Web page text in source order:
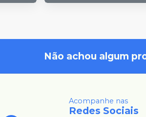
Não achou algum
Acompanhe nas
Redes Sociais